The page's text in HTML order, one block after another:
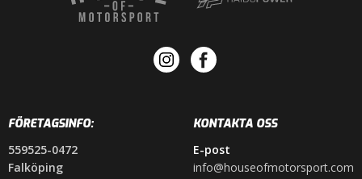
FÖRETAGSINFO:
559525-0472
Falköping
KONTAKTA OSS
E-post
info@houseofmotorsport.com